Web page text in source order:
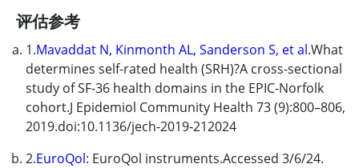
评估参考
1.Mavaddat N, Kinmonth AL, Sanderson S, et al.What
determines self-rated health (SRH)?A cross-sectional
study of SF-36 health domains in the EPIC-Norfolk
cohort.J Epidemiol Community Health 73 (9):800–806,
2019.doi:10.1136/jech-2019-212024
2.EuroQol: EuroQol instruments.Accessed 3/6/24.